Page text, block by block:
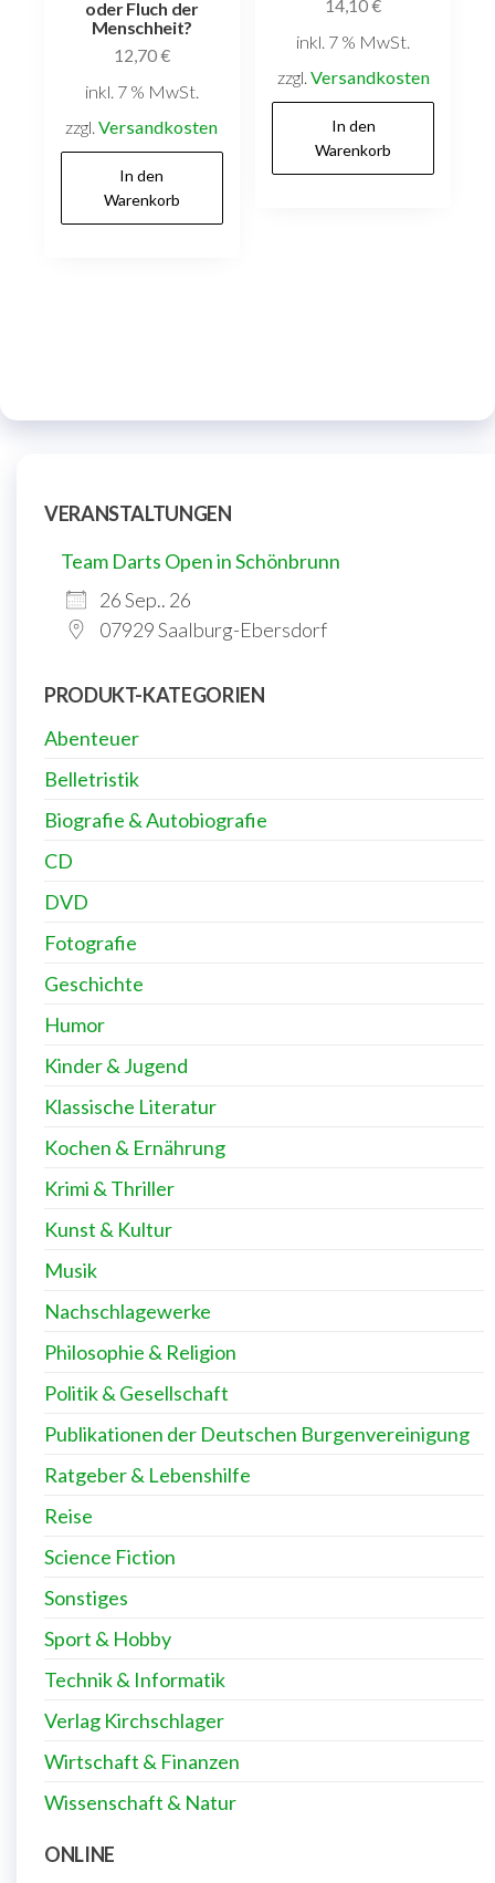
oder Fluch der
Menschheit?
12,70€
inkl. 7 % MwSt.
zzgl.Versandkosten
In den
Warenkorb
14,10€
inkl. 7 % MwSt.
zzgl. Versandkosten
In den
Warenkorb
VERANSTALTUNGEN
Team Darts Open in Schönbrunn
26 Sep.. 26
07929 Saalburg-Ebersdorf
PRODUKT-KATEGORIEN
Abenteuer
Belletristik
Biografie & Autobiografie
CD
DVD
Fotografie
Geschichte
Humor
Kinder & Jugend
Klassische Literatur
Kochen & Ernährung
Krimi & Thriller
Kunst & Kultur
Musik
Nachschlagewerke
Philosophie & Religion
Politik & Gesellschaft
Publikationen der Deutschen Burgenvereinigung
Ratgeber & Lebenshilfe
Reise
Science Fiction
Sonstiges
Sport & Hobby
Technik & Informatik
Verlag Kirchschlager
Wirtschaft & Finanzen
Wissenschaft & Natur
ONLINE